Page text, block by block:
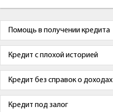
Помощь в получении кредита
Кредит с плохой историей
Кредит без справок о доходах
Кредит под залог